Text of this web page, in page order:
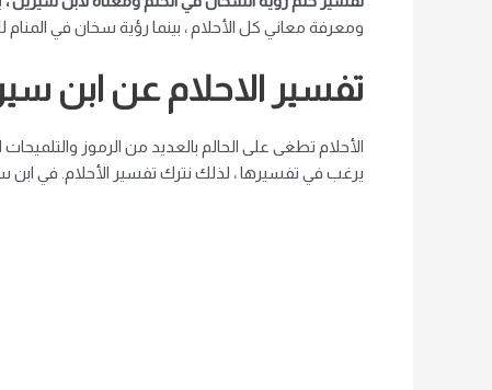
ومعرفة معاني كل الأحلام ، بينما رؤية سخان في المنام
تفسير الاحلام عن ابن
الأحلام تطغى على الحالم بالعديد من الرموز
يرغب في تفسيرها ، لذلك نترك تفسير الأحلام. في ابن